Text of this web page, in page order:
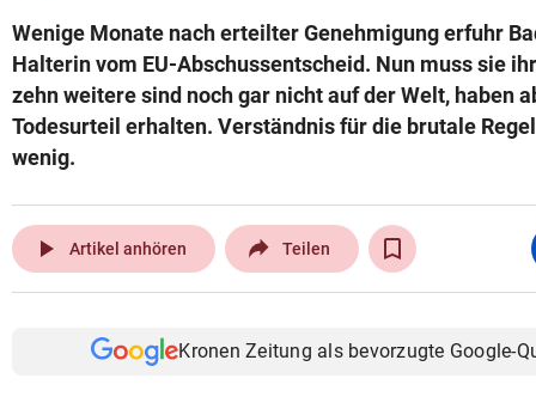
Wenige Monate nach erteilter Genehmigung erfuhr
Halterin vom EU-Abschussentscheid. Nun muss sie
zehn weitere sind noch gar nicht auf der Welt, haben
Todesurteil erhalten. Verständnis für die brutale
wenig.
play_arrow Artikel anhören Teilen
Kronen Zeitung als bevorzugte Google-